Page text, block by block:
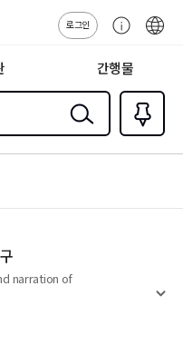
로그인
센
간행물
검색
즐겨찾
기0
narration of